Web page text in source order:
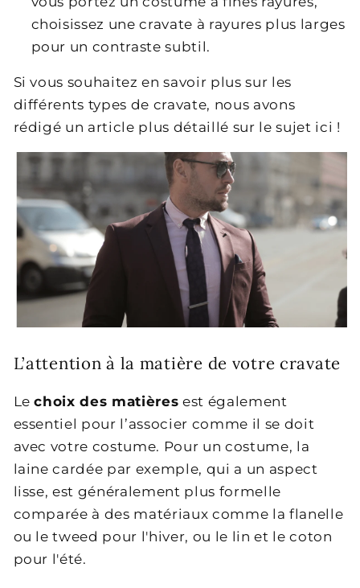
choisissez une cravate à rayures plus larges
pour un contraste subtil.
Si vous souhaitez en savoir plus sur les
différents types de cravate, nous avons
rédigé un article plus détaillé sur le sujet ici !
L’attention à la matière de votre cravate
Lechoix des matières est également
essentiel pour l’associer comme il se doit
avec votre costume. Pour un costume, la
laine cardée par exemple, qui a un aspect
lisse, est généralement plus formelle
comparée à des matériaux comme la flanelle
ou le tweed pour l'hiver, ou le lin et le coton
pour l'été.